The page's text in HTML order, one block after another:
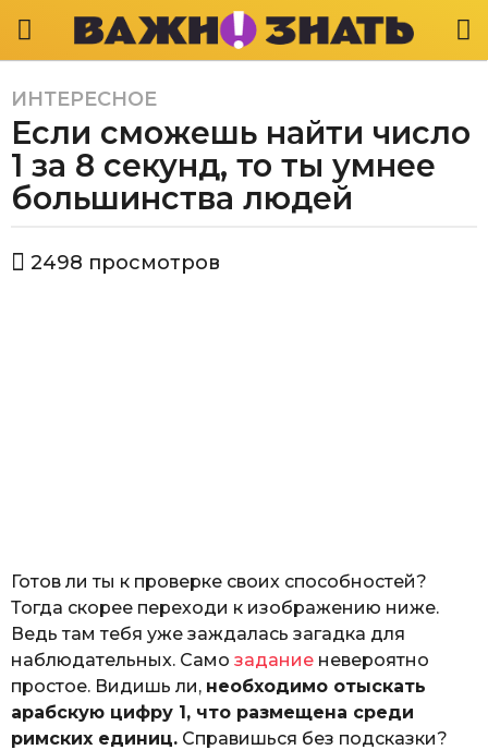
2
г
о
д
а
g
ИНТЕРЕСНОЕ
Если сможешь найти число
1 за 8 секунд, то ты умнее
большинства людей
в
2498 просмотров
Готов ли ты к проверке своих способностей?
Тогда скорее переходи к изображению ниже.
Ведь там тебя уже заждалась загадка для
наблюдательных. Само задание невероятно
простое. Видишь ли, необходимо отыскать
арабскую цифру 1, что размещена среди
римских единиц. Справишься без подсказки?